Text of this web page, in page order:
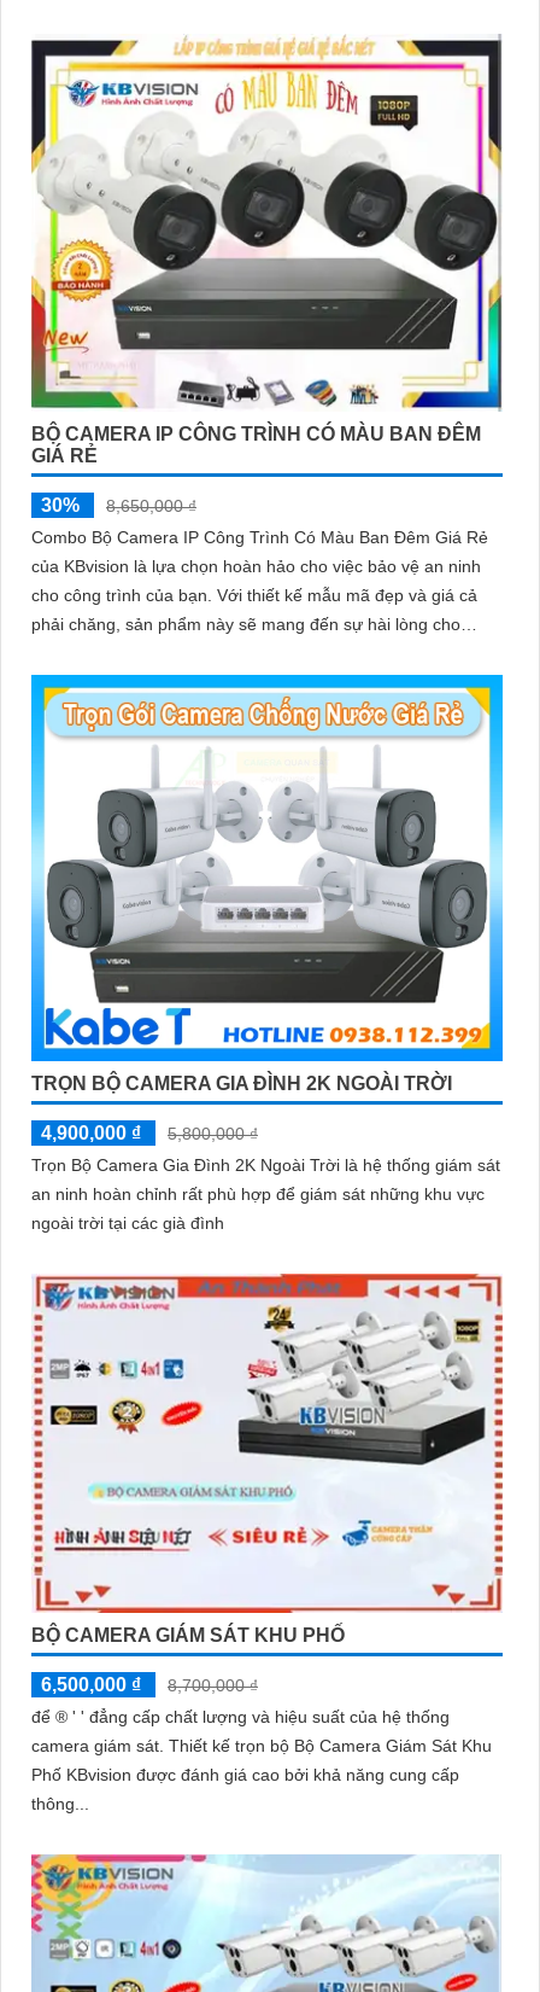
BỘ CAMERA IP CÔNG TRÌNH CÓ MÀU BAN ĐÊM
GIÁ RẺ
30%
8,650,000 ₫
Combo Bộ Camera IP Công Trình Có Màu Ban Đêm Giá Rẻ
của KBvision là lựa chọn hoàn hảo cho việc bảo vệ an ninh
cho công trình của bạn. Với thiết kế mẫu mã đẹp và giá cả
phải chăng, sản phẩm này sẽ mang đến sự hài lòng cho
TRỌN BỘ CAMERA GIA ĐÌNH 2K NGOÀI TRỜI
4,900,000 ₫
5,800,000 ₫
Trọn Bộ Camera Gia Đình 2K Ngoài Trời là hệ thống giám sát
an ninh hoàn chỉnh rất phù hợp để giám sát những khu vực
ngoài trời tại các già đình
BỘ CAMERA GIÁM SÁT KHU PHỐ
6,500,000 ₫
8,700,000 ₫
để ®️ ' ' đẳng cấp chất lượng và hiệu suất của hệ thống
camera giám sát. Thiết kế trọn bộ Bộ Camera Giám Sát Khu
Phố KBvision được đánh giá cao bởi khả năng cung cấp
thông...